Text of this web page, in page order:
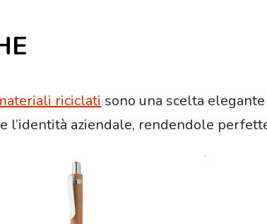
riciclati sono una scelta
aziendale, rendendole